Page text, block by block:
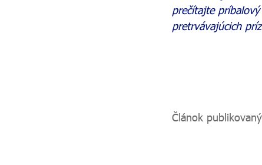
prečítajte
pretrvávajúcich
Článok